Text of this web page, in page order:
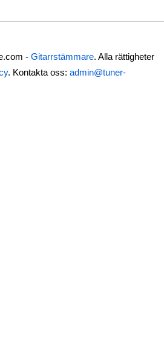
- Gitarrstämmare. Alla rättigheter
. Kontakta oss: admin@tuner-